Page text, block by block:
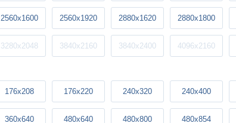
2560x1600 2560x1920 2880x1620 2880x1800
3280x2048 3840x2160 3840x2400 4096x2160
176x208 176x220 240x320 240x400
360x640 480x640 480x800 480x854